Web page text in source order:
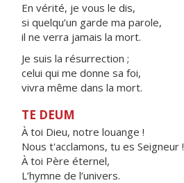
En vérité, je vous le dis,
si quelqu’un garde ma parole,
il ne verra jamais la mort.
Je suis la résurrection ;
celui qui me donne sa foi,
vivra même dans la mort.
TE DEUM
À toi Dieu, notre louange !
Nous t'acclamons, tu es Seigneur !
À toi Père éternel,
L’hymne de l’univers.